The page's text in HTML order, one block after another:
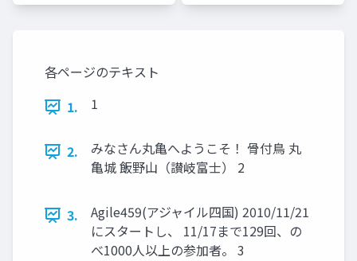
各ページのテキスト
1.
1
2.
みなさん丸亀へようこそ！ 骨付鳥 丸
亀城 飯野山（讃岐富士） 2
3.
Agile459(アジャイル四国) 2010/11/21
にスタートし、 11/17まで129回、の
べ1000⼈以上の参加者。 3